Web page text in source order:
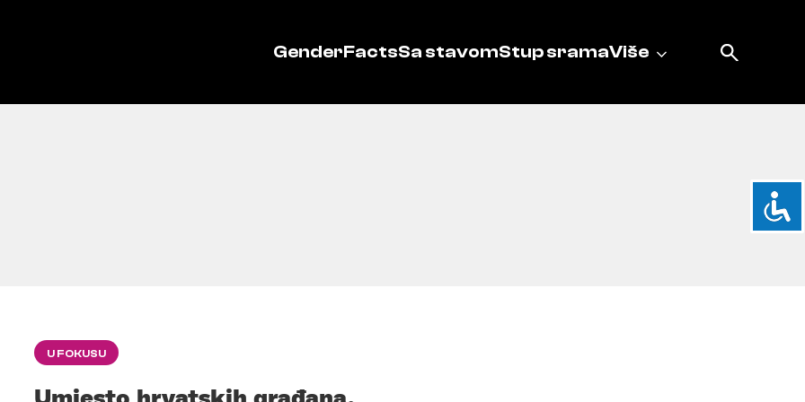
GenderFactsSa stavomStup sramaViše
U FOKUSU